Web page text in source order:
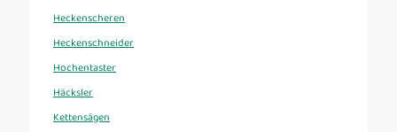
Heckenscheren
Heckenschneider
Hochentaster
Häcksler
Kettensägen